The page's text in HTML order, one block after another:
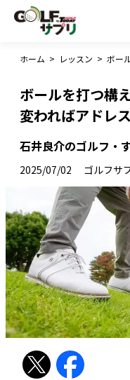
ホーム > レッスン >
ボールを打つ構
変わればアドレ
石井良介のゴルフ・
2025/07/02 ゴルフサ